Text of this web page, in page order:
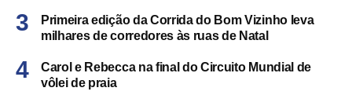
Primeira edição da Corrida do Bom Vizinho leva
milhares de corredores às ruas de Natal
Carol e Rebecca na final do Circuito Mundial de
vôlei de praia